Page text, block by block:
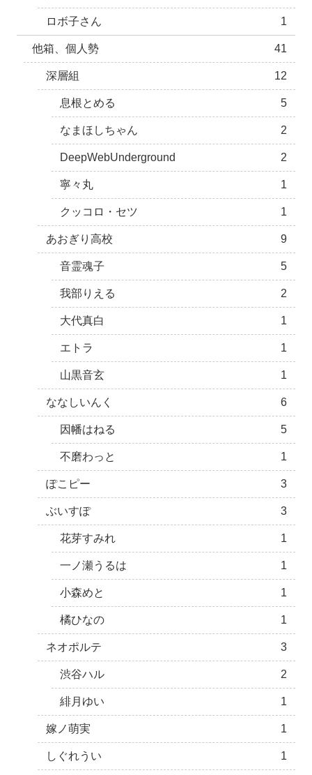
ロボ子さん 1
他箱、個人勢 41
深層組 12
息根とめる 5
なまほしちゃん 2
DeepWebUnderground 2
寧々丸 1
クッコロ・セツ 1
あおぎり高校 9
音霊魂子 5
我部りえる 2
大代真白 1
エトラ 1
山黒音玄 1
ななしいんく 6
因幡はねる 5
不磨わっと 1
ぽこピー 3
ぶいすぽ 3
花芽すみれ 1
一ノ瀬うるは 1
小森めと 1
橘ひなの 1
ネオポルテ 3
渋谷ハル 2
緋月ゆい 1
嫁ノ萌実 1
しぐれうい 1